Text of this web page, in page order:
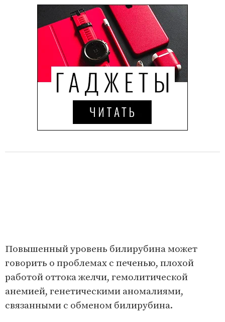
Повышенный уровень билирубина может
говорить о проблемах с печенью, плохой
работой оттока желчи, гемолитической
анемией, генетическими аномалиями,
связанными с обменом билирубина.